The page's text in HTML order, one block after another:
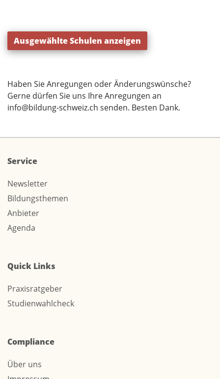
Ausgewählte Schulen anzeigen
Haben Sie Anregungen oder Änderungswünsche?
Gerne dürfen Sie uns Ihre Anregungen an
info@bildung-schweiz.ch senden. Besten Dank.
Service
Newsletter
Bildungsthemen
Anbieter
Agenda
Quick Links
Praxisratgeber
Studienwahlcheck
Compliance
Über uns